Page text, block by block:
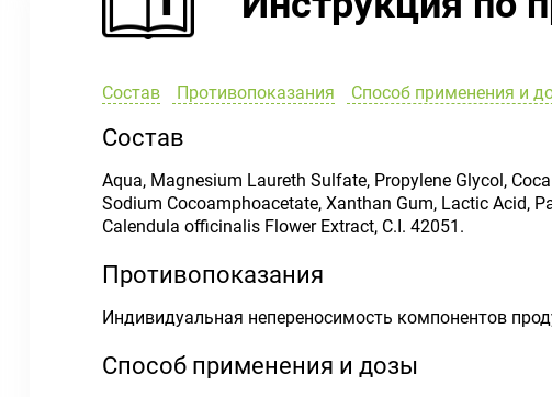
Состав Противопоказания Способ применения и
Состав
Aqua, Magnesium Laureth Sulfate, Propylene Glycol,
Sodium Cocoamphoacetate, Xanthan Gum, Lactic Acid,
Calendula officinalis Flower Extract, C.I. 42051.
Противопоказания
Индивидуальная непереносимость компонентов
Способ применения и дозы